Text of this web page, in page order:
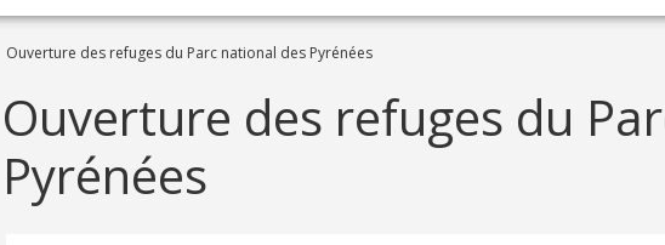
Ouverture des refuges du Parc national des Pyrénées
Ouverture des refuges du
Pyrénées